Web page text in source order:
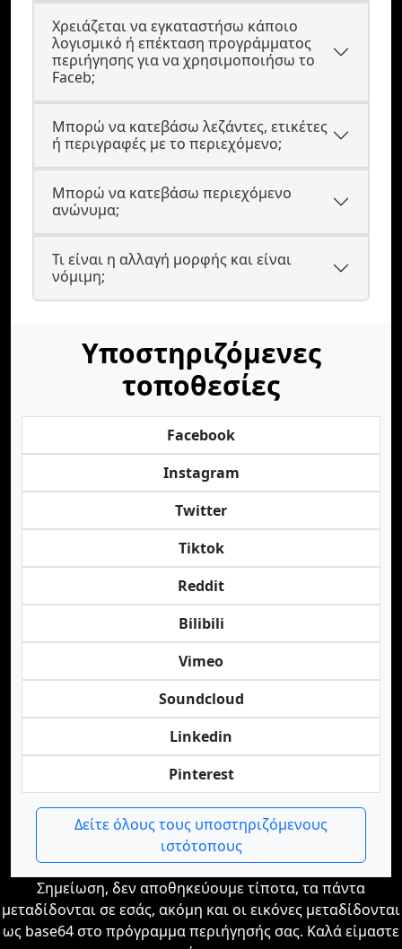
Χρειάζεται να εγκαταστήσω κάποιο
λογισμικό ή επέκταση προγράμματος
περιήγησης για να χρησιμοποιήσω το
Faceb;
Μπορώ να κατεβάσω λεζάντες, ετικέτες
ή περιγραφές με το περιεχόμενο;
Μπορώ να κατεβάσω περιεχόμενο
ανώνυμα;
Τι είναι η αλλαγή μορφής και είναι
νόμιμη;
Υποστηριζόμενες
τοποθεσίες
Facebook
Instagram
Twitter
Tiktok
Reddit
Bilibili
Vimeo
Soundcloud
Linkedin
Pinterest
Δείτε όλους τους υποστηριζόμενους
ιστότοπους
Σημείωση, δεν αποθηκεύουμε τίποτα, τα πάντα
μεταδίδονται σε εσάς, ακόμη και οι εικόνες μεταδίδονται
ως base64 στο πρόγραμμα περιήγησής σας. Καλά είμαστε